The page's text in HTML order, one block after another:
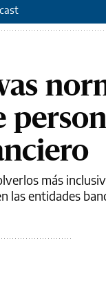
más
las entidades